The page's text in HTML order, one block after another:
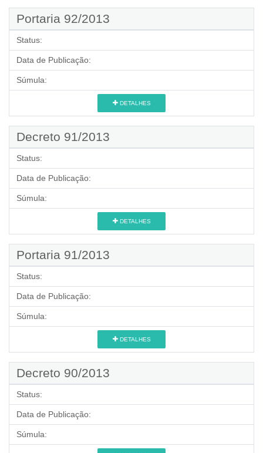
Portaria 92/2013
Status:
Data de Publicação:
Súmula:
DETALHES
Decreto 91/2013
Status:
Data de Publicação:
Súmula:
DETALHES
Portaria 91/2013
Status:
Data de Publicação:
Súmula:
DETALHES
Decreto 90/2013
Status:
Data de Publicação:
Súmula: